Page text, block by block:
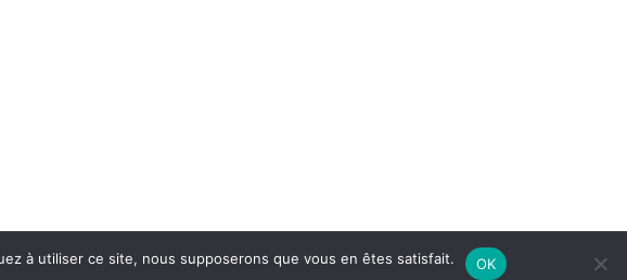
à utiliser ce site, nous supposerons que vous en êtes satisfait. OK